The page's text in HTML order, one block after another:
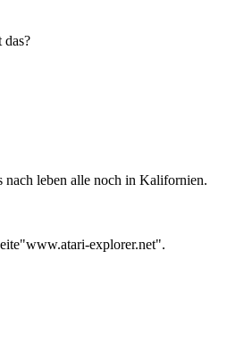
das?
nach leben alle noch in Kalifornien.
explorer.net".